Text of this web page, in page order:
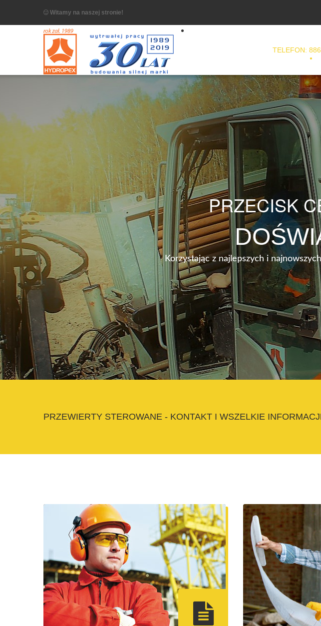
Witamy na naszej stronie!
TELEFON:
PRZECISK
Korzystając z najlepszych i
PRZEWIERTY STEROWANE - KONTAKT I WSZELKIE